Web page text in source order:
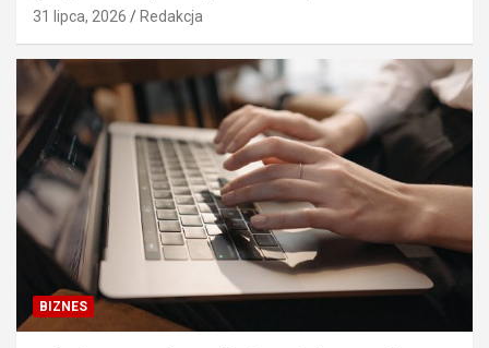
31 lipca, 2026 Redakcja
BIZNES